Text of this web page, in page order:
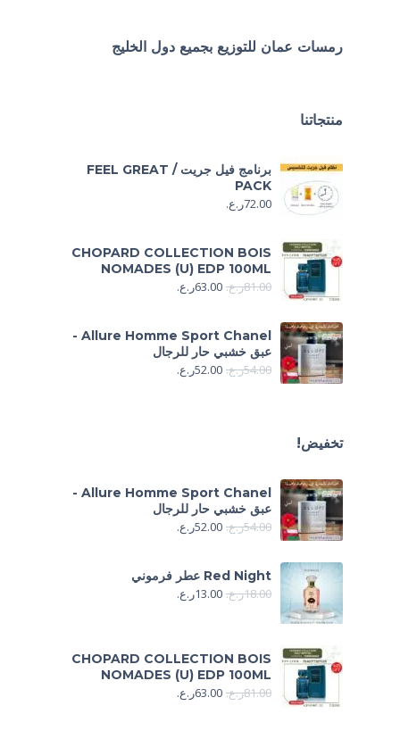
رمسات عمان للتوزيع بجميع دول الخليج
منتجاتنا
برنامج فيل جريت / FEEL GREAT
PACK
72.00ر.ع.
CHOPARD COLLECTION BOIS
NOMADES (U) EDP 100ML
81.00ر.ع. 63.00ر.ع.
Allure Homme Sport Chanel -
عبق خشبي حار للرجال
54.00ر.ع. 52.00ر.ع.
تخفيض!
Allure Homme Sport Chanel -
عبق خشبي حار للرجال
54.00ر.ع. 52.00ر.ع.
Red Night عطر فرموني
18.00ر.ع. 13.00ر.ع.
CHOPARD COLLECTION BOIS
NOMADES (U) EDP 100ML
81.00ر.ع. 63.00ر.ع.